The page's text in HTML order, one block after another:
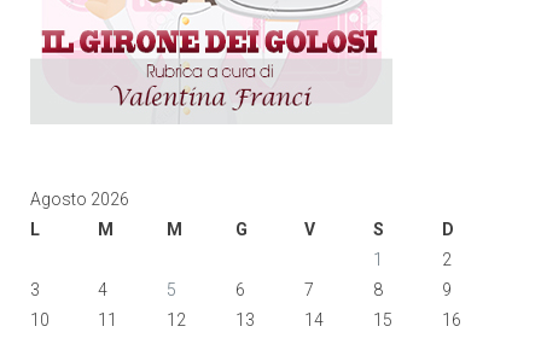
Agosto 2026
L
M M G V S
D
1
2
3
4 5 6 7 8
9
10
11 12 13 14 15
16